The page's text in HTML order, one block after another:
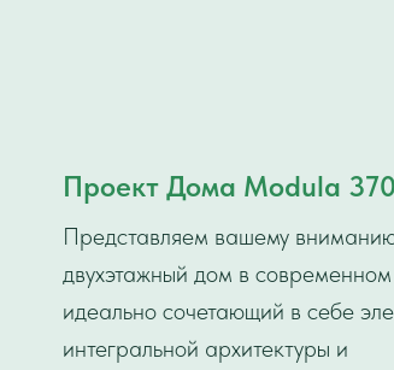
Проект Дома Modula
Представляем вашему
двухэтажный дом в современном
идеально сочетающий в себе
интегральной архитектуры и